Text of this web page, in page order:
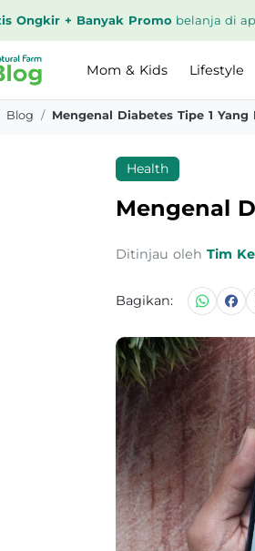
Ongkir + Banyak Promo belanja di
Mom & Kids Lifestyle
Blog Mengenal Diabetes Tipe 1
Health
Mengenal
Ditinjau oleh Tim
Bagikan: